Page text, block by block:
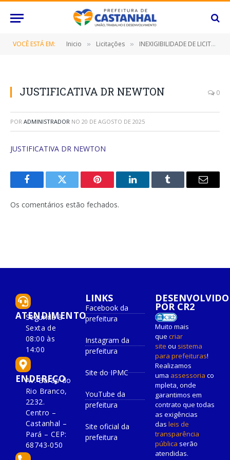
VOCÊ ESTÁ EM: Inicio » Licitações » INEXIGIBILIDADE DE LICITAÇÃO Nº 010/2023/PMC (Credenciamento de 02 (duas) pessoas físicas para prestação de serviços na área de perícia médica)
JUSTIFICATIVA DR NEWTON 0
POR ADMINISTRADOR NO 20 DE AGOSTO DE 2025
JUSTIFICATIVA DR NEWTON
FacebookTwitter Pinterest O
Tumblr
E-
Os comentários estão fechados.
ATENDIMENTO
Segunda à
Sexta de
08:00 às
14:00
ENDEREÇO
Av. Barão do
Rio Branco,
2232.
Centro –
Castanhal –
Pará – CEP:
68743-050
LINKS
Facebook da
prefeitura
Instagram da
prefeitura
Site do IPMC
YouTube da
prefeitura
Site oficial da
prefeitura
DESENVOLVIDO
POR CR2
Muito mais
que criar
site ou sistema
para prefeituras!
Realizamos
uma assessoria co
mpleta, onde
garantimos em
contrato que todas
as exigências
das leis de
transparência
pública serão
atendidas.